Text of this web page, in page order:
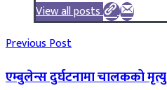
View all posts
Previous Post
एम्बुलेन्स दुर्घटनामा चालकको मृत्यु